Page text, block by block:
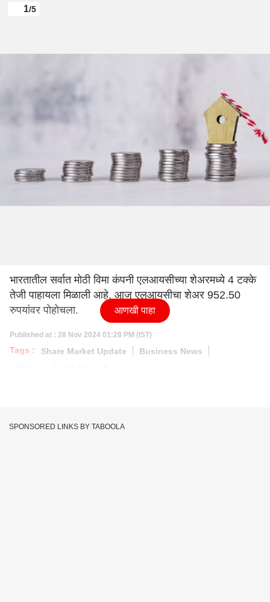
1/5
भारतातील सर्वात मोठी विमा कंपनी एलआयसीच्या शेअरमध्ये 4 टक्के
तेजी पाहायला मिळाली आहे. आज एलआयसीचा शेअर 952.50
रुपयांवर पोहोचला.
Published at : 28 Nov 2024 01:28 PM (IST)
Tags : Share Market Update
Business News
आणखी पाहा
SPONSORED LINKS BY TABOOLA